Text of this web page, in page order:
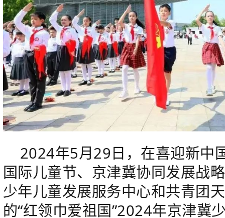
2024年5月29日，在喜迎新中
国际儿童节、京津冀协同发展战
少年儿童发展服务中心和共青团
的“红领巾爱祖国”2024年京津冀